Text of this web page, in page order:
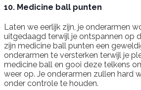
10. Medicine ball punten
Laten we eerlijk zijn, je onderarmen
uitgedaagd terwijl je ontspannen op
zijn medicine ball punten een
onderarmen te versterken terwijl je
medicine ball en gooi deze telkens
weer op. Je onderarmen zullen hard
onder controle te houden.